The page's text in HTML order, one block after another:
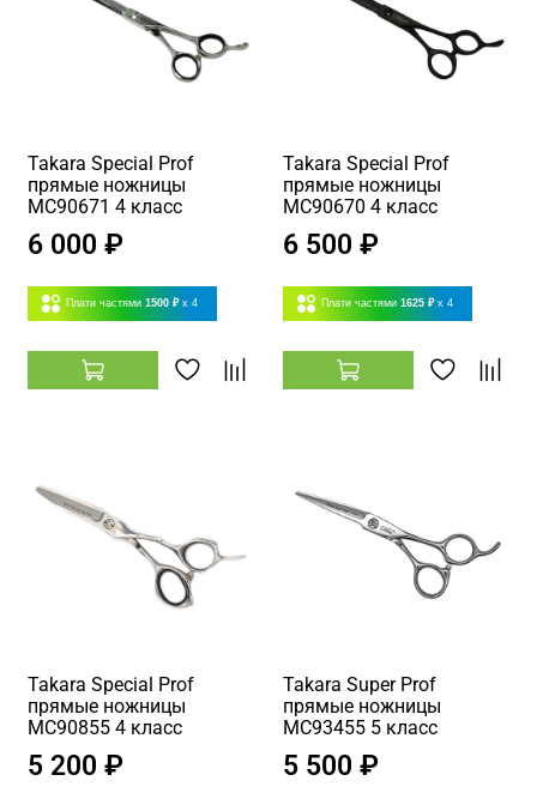
Takara Special Prof
прямые ножницы
MC90671 4 класс
6 000 ₽
Плати частями 1500 ₽ x 4
Takara Special Prof
прямые ножницы
MC90670 4 класс
6 500 ₽
Плати частями 1625 ₽ x 4
Takara Special Prof
прямые ножницы
MC90855 4 класс
5 200 ₽
Takara Super Prof
прямые ножницы
MC93455 5 класс
5 500 ₽